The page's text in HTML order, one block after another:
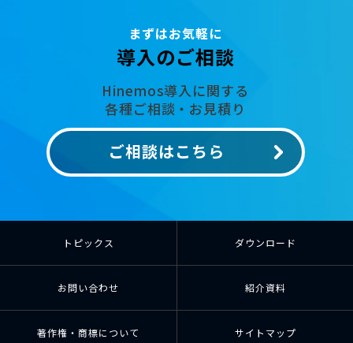
まずはお気軽に
導入のご相談
Hinemos導入に関する
各種ご相談・お見積り
ご相談はこちら
トピックス ダウンロード
お問い合わせ 紹介資料
著作権・商標について サイトマップ